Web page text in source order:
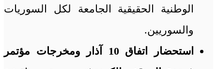
الوطنية الحقيقية الجامعة لكل السوريات
والسوريين.
استحضار اتفاق 10 آذار ومخرجات مؤتمر